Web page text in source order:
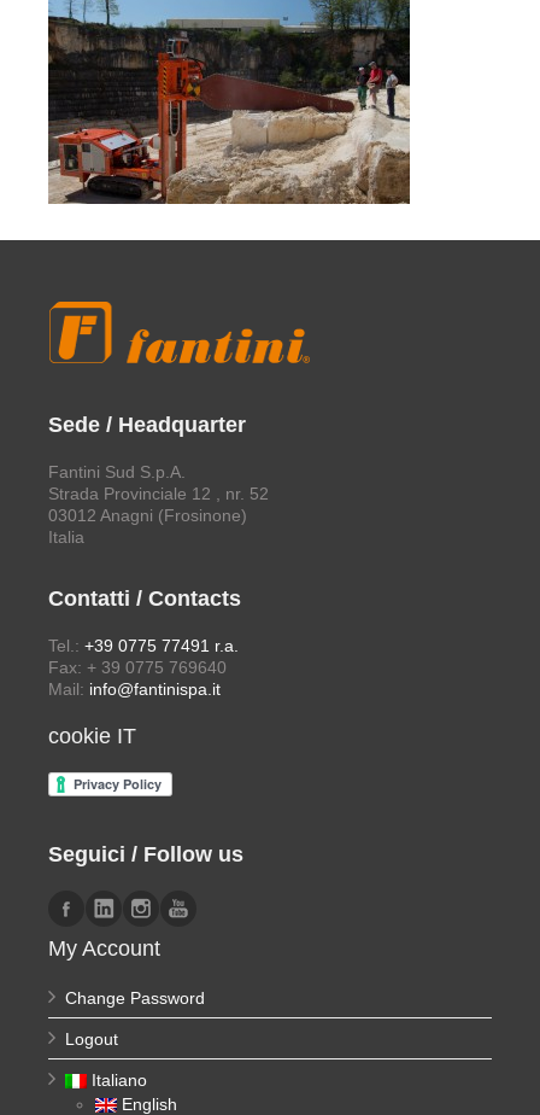
Sede / Headquarter
Fantini Sud S.p.A.
Strada Provinciale 12 , nr. 52
03012 Anagni (Frosinone)
Italia
Contatti / Contacts
Tel.: +39 0775 77491 r.a.
Fax: + 39 0775 769640
Mail: info@fantinispa.it
cookie IT
Seguici / Follow us
My Account
Change Password
Logout
Italiano
English